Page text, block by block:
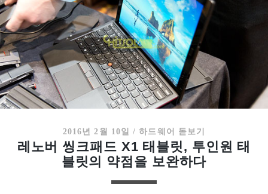
2016년 2월 10일 /하드웨어 돋보기
레노버 씽크패드 X1 태블릿, 투인원 태
블릿의 약점을 보완하다